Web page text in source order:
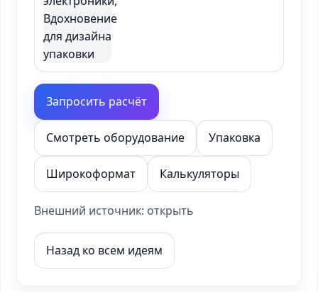
Запросить расчёт
Смотреть оборудование Упаковка
Широкоформат Калькуляторы
Внешний источник: открыть
Назад ко всем идеям